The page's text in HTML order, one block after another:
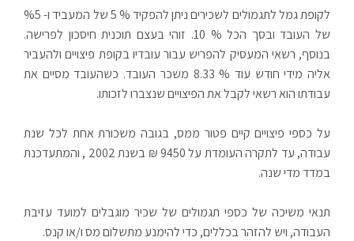
לקופת גמל לתגמולים לשכירים ניתן להפקיד % 5 של המעביד ו- %5
של העובד ובסך הכל % 10. זוהי בעצם תוכנית חיסכון לפרישה.
בנוסף, רשאי המעסיק להפריש עבור עובדיו בקופת פיצויים ולהעביר
אליה מידי חודש עוד % 8.33 משכר העובד. כשהעובד מסיים את
עבודתו הוא רשאי לקבל את הפיצויים שנצברו לזכותו.
על כספי פיצויים קיים פטור ממס, בגובה משכורת אחת לכל שנת
עבודה, עד לתקרה העומדת על 9450 ₪ בשנת 2002 , והמתעדכנת
במדד מדי שנה.
תנאי משיכה של כספי תגמולים של שכיר מוגבלים למועד עזיבת
העבודה, ויש להזהר בכללים, כדי להימנע מתשלום מס ו/או קנס.